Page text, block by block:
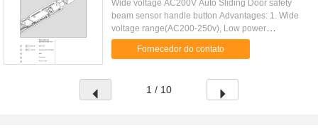
Wide voltage AC200V Auto Sliding Door safety
beam sensor handle button Advantages: 1. Wide
voltage range(AC200-250v), Low power
consumption when at work (150W), energy saving
When at leisure (3w) 2. Intelligent ...
Fornecedor do contato
1 / 10